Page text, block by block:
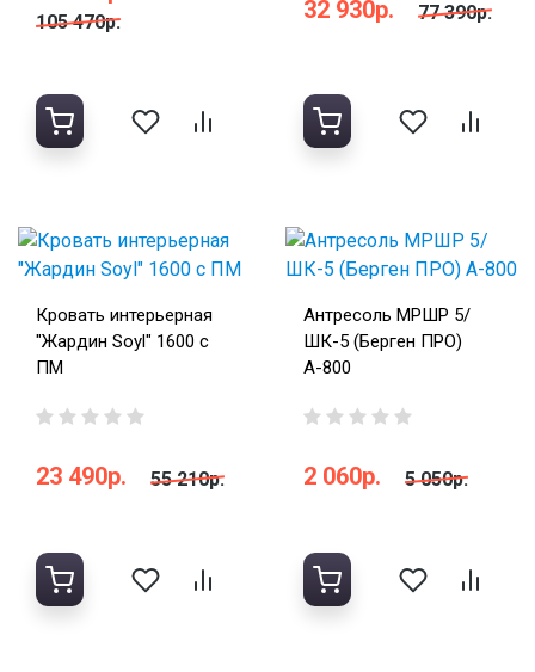
105 470р. 32 930р. 77 390р.
Кровать интерьерная
"Жардин Soyl" 1600 с
ПМ
23 490р. 55 210р.
Антресоль МРШР 5/
ШК-5 (Берген ПРО)
А-800
2 060р. 5 050р.